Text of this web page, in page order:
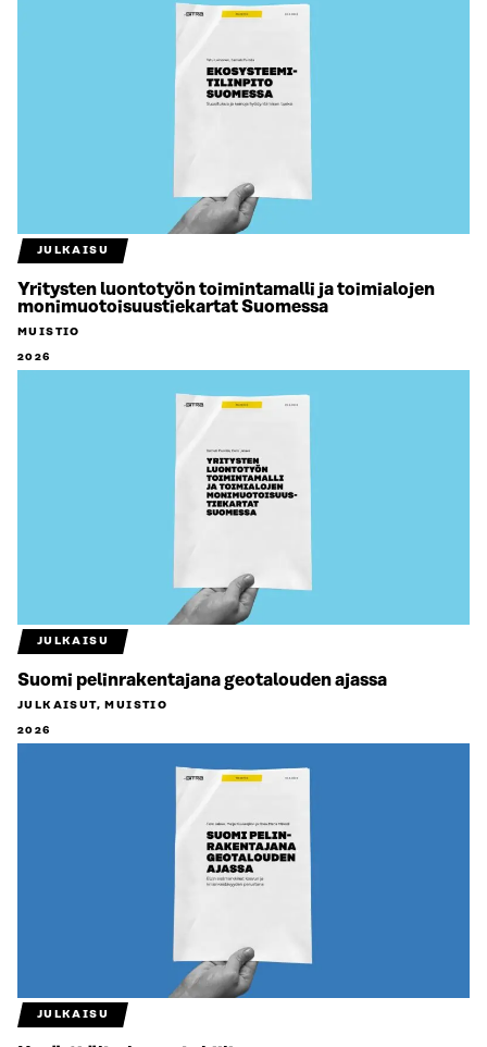
JULKAISU
Yritysten luontotyön toimintamalli ja toimialojen
monimuotoisuustiekartat Suomessa
MUISTIO
2026
JULKAISU
Suomi pelinrakentajana geotalouden ajassa
JULKAISUT, MUISTIO
2026
JULKAISU